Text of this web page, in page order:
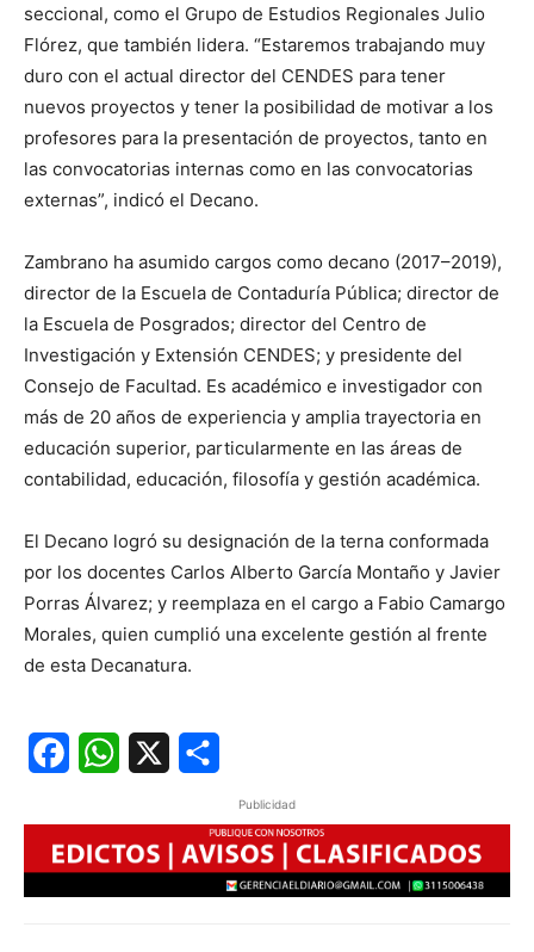
seccional, como el Grupo de Estudios Regionales Julio
Flórez, que también lidera. “Estaremos trabajando muy
duro con el actual director del CENDES para tener
nuevos proyectos y tener la posibilidad de motivar a los
profesores para la presentación de proyectos, tanto en
las convocatorias internas como en las convocatorias
externas”, indicó el Decano.
Zambrano ha asumido cargos como decano (2017–2019),
director de la Escuela de Contaduría Pública; director de
la Escuela de Posgrados; director del Centro de
Investigación y Extensión CENDES; y presidente del
Consejo de Facultad. Es académico e investigador con
más de 20 años de experiencia y amplia trayectoria en
educación superior, particularmente en las áreas de
contabilidad, educación, filosofía y gestión académica.
El Decano logró su designación de la terna conformada
por los docentes Carlos Alberto García Montaño y Javier
Porras Álvarez; y reemplaza en el cargo a Fabio Camargo
Morales, quien cumplió una excelente gestión al frente
de esta Decanatura.
Publicidad